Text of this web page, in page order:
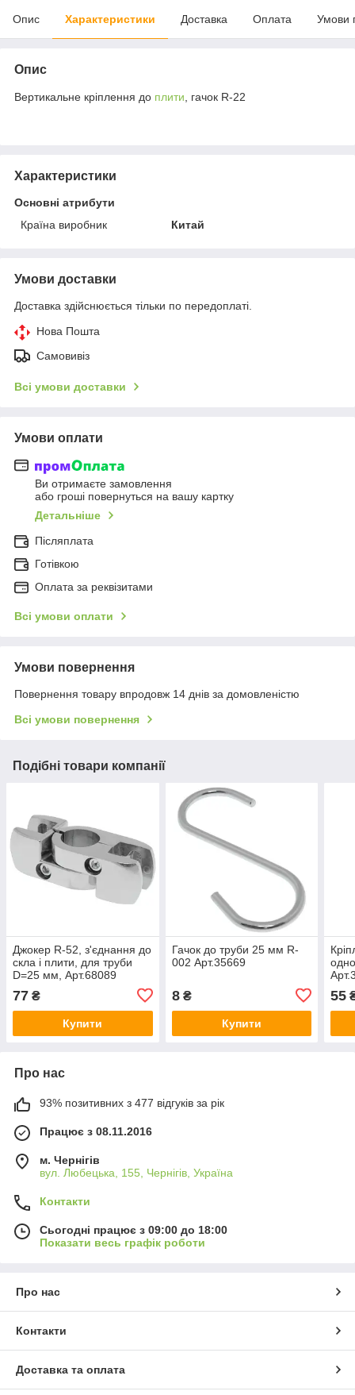
Опис Характеристики Доставка Оплата Умови
Опис
Вертикальне кріплення до плити , гачок R-22
Характеристики
Основні атрибути
Країна виробник
Китай
Умови доставки
Доставка здійснюється тільки по передоплаті.
Нова Пошта
Самовивіз
Всі умови доставки
Умови оплати
Ви отримаєте замовлення
або гроші повернуться на вашу картку
Детальніше
Післяплата
Готівкою
Оплата за реквізитами
Всі умови оплати
Умови повернення
Повернення товару впродовж 14 днів за домовленістю
Всі умови повернення
Подібні товари компанії
Джокер R-52, з'єднання до
скла і плити, для труби
D=25 мм, Арт.68089
77 ₴
Купити
Гачок до труби 25 мм R-
002 Арт.35669
8₴
Купити
55
Про нас
93% позитивних з 477 відгуків за рік
Працює з 08.11.2016
м. Чернігів
вул. Любецька, 155, Чернігів, Україна
Контакти
Сьогодні працює з 09:00 до 18:00
Показати весь графік роботи
Про нас
Контакти
Доставка та оплата